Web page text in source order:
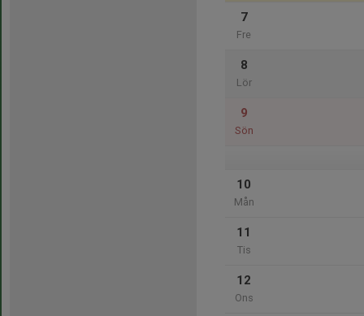
7
Fre
8
Lör
9
Sön
10
Mån
11
Tis
12
Ons